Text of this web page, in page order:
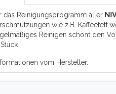
das Reinigungsprogramm aller
wie z.B. Kaffeefett
Reinigen schont den
vom Hersteller.